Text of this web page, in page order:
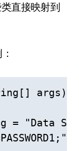
类直接映射到
args)
= "Data